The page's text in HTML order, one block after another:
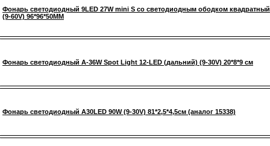
Фонарь светодиодный 9LED 27W mini S со светодиодным ободком квадратный
(9-60V) 96*96*50MM
Фонарь светодиодный A-36W Spot Light 12-LED (дальний) (9-30V) 20*8*9 см
Фонарь светодиодный A30LED 90W (9-30V) 81*2,5*4,5см (аналог 15338)